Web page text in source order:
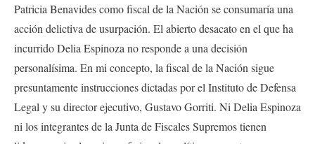
Patricia Benavides como fiscal de la Nación se consumaría una
acción delictiva de usurpación. El abierto desacato en el que ha
incurrido Delia Espinoza no responde a una decisión
personalísima. En mi concepto, la fiscal de la Nación sigue
presuntamente instrucciones dictadas por el Instituto de Defensa
Legal y su director ejecutivo, Gustavo Gorriti. Ni Delia Espinoza
ni los integrantes de la Junta de Fiscales Supremos tienen